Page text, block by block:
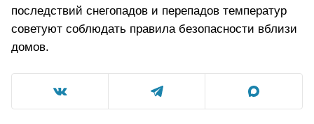
последствий снегопадов и перепадов температур
советуют соблюдать правила безопасности вблизи
домов.